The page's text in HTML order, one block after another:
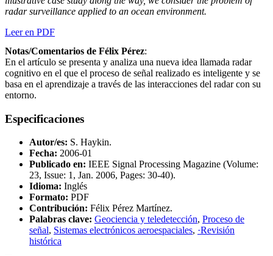
radar surveillance applied to an ocean environment.
Leer en PDF
Notas/Comentarios de Félix Pérez:
En el artículo se presenta y analiza una nueva idea llamada radar
cognitivo en el que el proceso de señal realizado es inteligente y se
basa en el aprendizaje a través de las interacciones del radar con su
entorno.
Especificaciones
Autor/es: S. Haykin.
Fecha: 2006-01
Publicado en: IEEE Signal Processing Magazine (Volume:
23, Issue: 1, Jan. 2006, Pages: 30-40).
Idioma: Inglés
Formato: PDF
Contribución: Félix Pérez Martínez.
Palabras clave: Geociencia y teledetección, Proceso de
señal, Sistemas electrónicos aeroespaciales, ·Revisión
histórica